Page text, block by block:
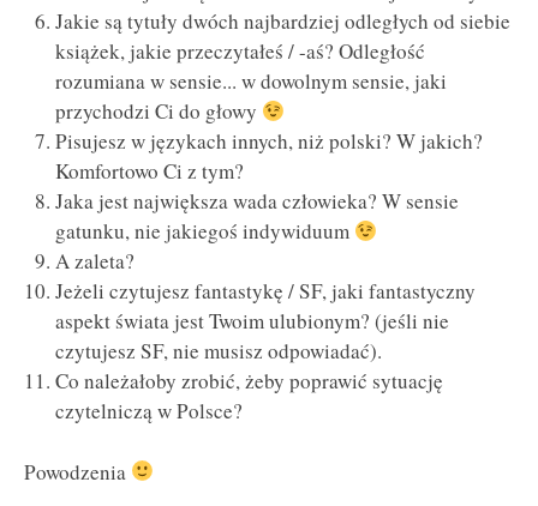
Jakie są tytuły dwóch najbardziej odległych od siebie
książek, jakie przeczytałeś / -aś? Odległość
rozumiana w sensie... w dowolnym sensie, jaki
przychodzi Ci do głowy
Pisujesz w językach innych, niż polski? W jakich?
Komfortowo Ci z tym?
Jaka jest największa wada człowieka? W sensie
gatunku, nie jakiegoś indywiduum
A zaleta?
Jeżeli czytujesz fantastykę / SF, jaki fantastyczny
aspekt świata jest Twoim ulubionym? (jeśli nie
czytujesz SF, nie musisz odpowiadać).
Co należałoby zrobić, żeby poprawić sytuację
czytelniczą w Polsce?
Powodzenia